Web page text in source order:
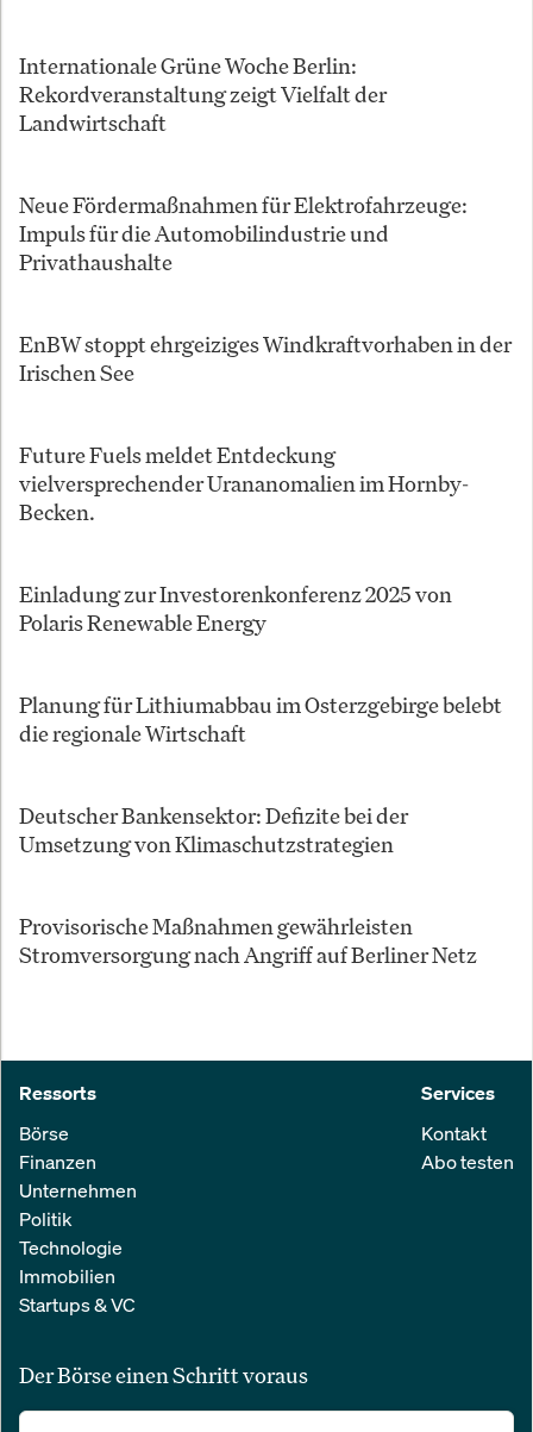
Internationale Grüne Woche Berlin:
Rekordveranstaltung zeigt Vielfalt der
Landwirtschaft
Neue Fördermaßnahmen für Elektrofahrzeuge:
Impuls für die Automobilindustrie und
Privathaushalte
EnBW stoppt ehrgeiziges Windkraftvorhaben in der
Irischen See
Future Fuels meldet Entdeckung
vielversprechender Urananomalien im Hornby-
Becken.
Einladung zur Investorenkonferenz 2025 von
Polaris Renewable Energy
Planung für Lithiumabbau im Osterzgebirge belebt
die regionale Wirtschaft
Deutscher Bankensektor: Defizite bei der
Umsetzung von Klimaschutzstrategien
Provisorische Maßnahmen gewährleisten
Stromversorgung nach Angriff auf Berliner Netz
Ressorts
Börse
Finanzen
Unternehmen
Politik
Technologie
Immobilien
Startups & VC
Services
Kontakt
Abo testen
Der Börse einen Schritt voraus
Alle relevanten Nachrichten aus Wirtschaft und Finanzen in einer